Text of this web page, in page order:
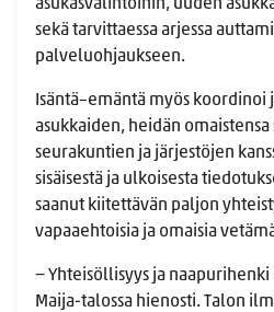
asukasvalintoihin, uuden
sekä tarvittaessa arjessa
palveluohjaukseen.
Isäntä–emäntä myös
asukkaiden, heidän
seurakuntien ja järjestöjen
sisäisestä ja ulkoisesta
saanut kiitettävän paljon
vapaaehtoisia ja omaisia
− Yhteisöllisyys ja
Maija-talossa hienosti. Talon